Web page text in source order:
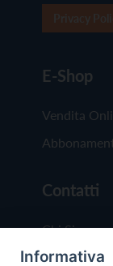
E-Shop
Vendita
Contatti
Chi Siamo
Redazione
Informativa